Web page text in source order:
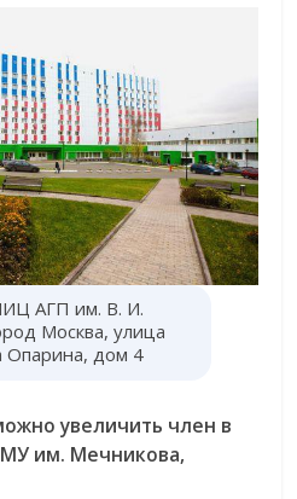
АГП им. В. И.
Москва, улица
Опарина, дом 4
увеличить член в
им. Мечникова,